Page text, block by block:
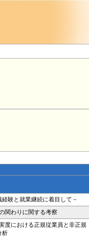
験と就業継続に着目して－
関わりに関する考察
度における正規従業員と非正規
析